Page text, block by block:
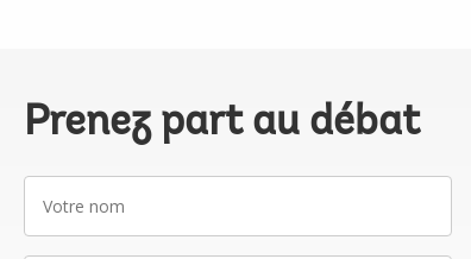
Prenez part au débat
nom